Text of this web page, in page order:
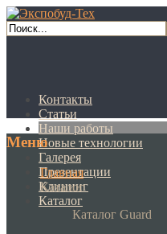
Контакты
Статьи
Наши работы
Новые технологии
Галерея
Презентации
Клининг
Каталог
Меню
Главная
Каталог
Каталог Guard